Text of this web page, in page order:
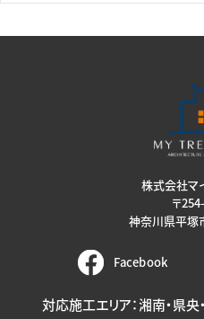
株式会社マ
〒
神奈川県平塚
Facebook
対応施工エリア：湘南・県